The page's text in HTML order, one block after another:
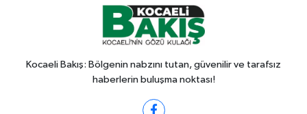
Kocaeli Bakış: Bölgenin nabzını tutan, güvenilir ve tarafsız
haberlerin buluşma noktası!